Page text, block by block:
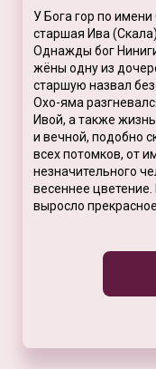
У Бога гор по
старшая Ива
Однажды бог
жёны одну из
старшую назвал
Охо-яма
Ивой, а также
и вечной, подобно
всех потомков, от
незначительного
весеннее
выросло